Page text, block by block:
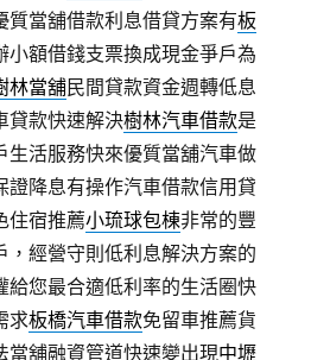
質當舖借款利息借貸方案有板
小額借錢支票換成現金爭戶為
林當舖民間貸款資金週轉低息
貸款快速解決樹林汽車借款是
生活服務快來優質當舖汽車做
證降息有操作汽車借款信用貸
住宿推薦小琉球包棟非常的豐
，經營守則低利息解決方案的
給您最合適低利率的生活圈快
求板橋汽車借款免留車推薦貨
當舖融資管道快速變出現中壢